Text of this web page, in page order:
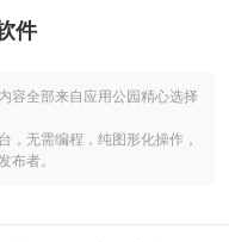
件
容全部来自应用公园精心选择
，无需编程，纯图形化操作，
布者。